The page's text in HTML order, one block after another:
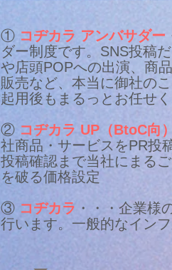
① コヂカラ アンバサダー
ダー制度です。SNS投稿
や店頭POPへの出演、商
販売など、本当に御社の
起用後もまるっとお任せく
② コヂカラ UP（BtoC向）
社商品・サービスをPR投
投稿確認まで当社にまる
を破る価格設定
③ コヂカラ ・・・企業様
行います。一般的なイン